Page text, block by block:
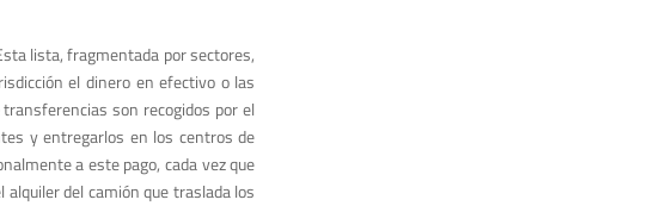
lista, fragmentada por sectores,
el dinero en efectivo o las
son recogidos por el
y entregarlos en los centros de
a este pago, cada vez que
del camión que traslada los